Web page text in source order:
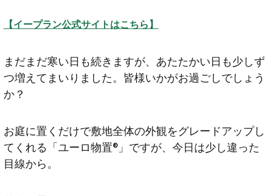
【イープラン公式サイトはこちら】
まだまだ寒い日も続きますが、あたたかい日も少しず
つ増えてまいりました。皆様いかがお過ごしでしょう
か？
お庭に置くだけで敷地全体の外観をグレードアップし
てくれる「ユーロ物置®」ですが、今日は少し違った
目線から。